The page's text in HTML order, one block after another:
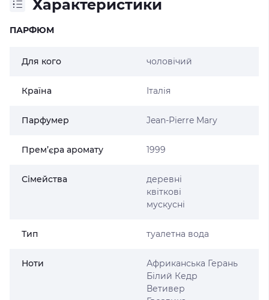
Характеристики
ПАРФЮМ
Для кого чоловічий
Країна Італія
Парфумер Jean-Pierre Mary
Прем’єра аромату 1999
Сімейства
деревні
квіткові
мускусні
Тип туалетна вода
Ноти
Африканська Герань
Білий Кедр
Ветивер